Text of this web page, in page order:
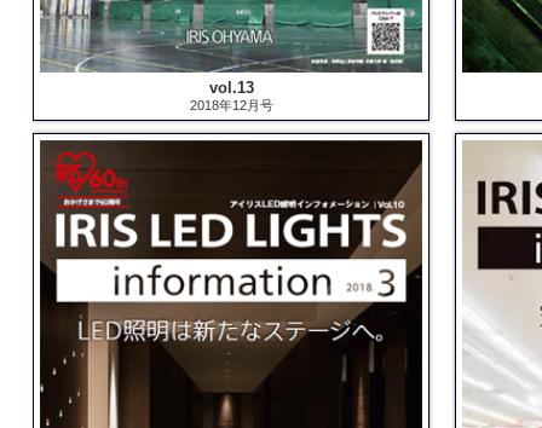
vol.13
2018年12月号